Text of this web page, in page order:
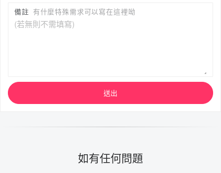
備註 有什麼特殊需求可以寫在這裡呦
送出
如有任何問題